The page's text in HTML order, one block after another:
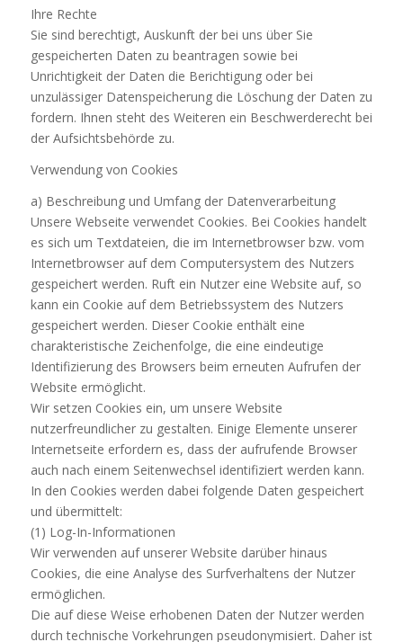
Ihre Rechte
Sie sind berechtigt, Auskunft der bei uns über Sie
gespeicherten Daten zu beantragen sowie bei
Unrichtigkeit der Daten die Berichtigung oder bei
unzulässiger Datenspeicherung die Löschung der Daten zu
fordern. Ihnen steht des Weiteren ein Beschwerderecht bei
der Aufsichtsbehörde zu.
Verwendung von Cookies
a) Beschreibung und Umfang der Datenverarbeitung
Unsere Webseite verwendet Cookies. Bei Cookies handelt
es sich um Textdateien, die im Internetbrowser bzw. vom
Internetbrowser auf dem Computersystem des Nutzers
gespeichert werden. Ruft ein Nutzer eine Website auf, so
kann ein Cookie auf dem Betriebssystem des Nutzers
gespeichert werden. Dieser Cookie enthält eine
charakteristische Zeichenfolge, die eine eindeutige
Identifizierung des Browsers beim erneuten Aufrufen der
Website ermöglicht.
Wir setzen Cookies ein, um unsere Website
nutzerfreundlicher zu gestalten. Einige Elemente unserer
Internetseite erfordern es, dass der aufrufende Browser
auch nach einem Seitenwechsel identifiziert werden kann.
In den Cookies werden dabei folgende Daten gespeichert
und übermittelt:
(1) Log-In-Informationen
Wir verwenden auf unserer Website darüber hinaus
Cookies, die eine Analyse des Surfverhaltens der Nutzer
ermöglichen.
Die auf diese Weise erhobenen Daten der Nutzer werden
durch technische Vorkehrungen pseudonymisiert. Daher ist